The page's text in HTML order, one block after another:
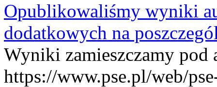
Opublikowaliśmy wyniki
dodatkowych na
Wyniki zamieszczamy pod
https://www.pse.pl/web/